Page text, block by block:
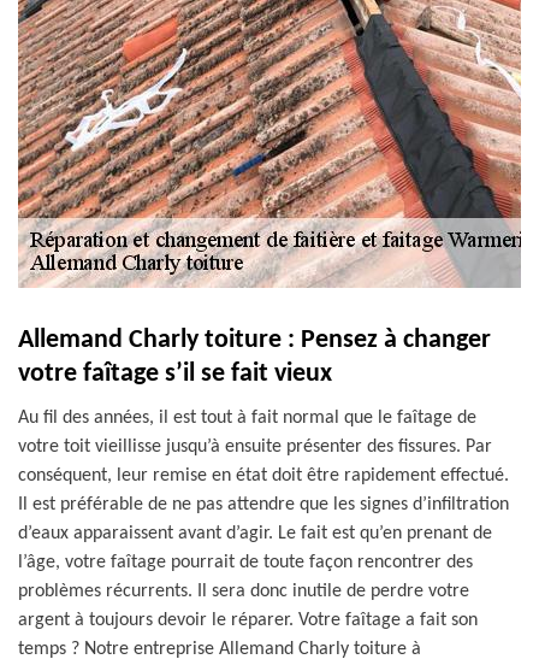
Allemand Charly toiture : Pensez à changer
votre faîtage s’il se fait vieux
Au fil des années, il est tout à fait normal que le faîtage de
votre toit vieillisse jusqu’à ensuite présenter des fissures. Par
conséquent, leur remise en état doit être rapidement effectué.
Il est préférable de ne pas attendre que les signes d’infiltration
d’eaux apparaissent avant d’agir. Le fait est qu’en prenant de
l’âge, votre faîtage pourrait de toute façon rencontrer des
problèmes récurrents. Il sera donc inutile de perdre votre
argent à toujours devoir le réparer. Votre faîtage a fait son
temps ? Notre entreprise Allemand Charly toiture à